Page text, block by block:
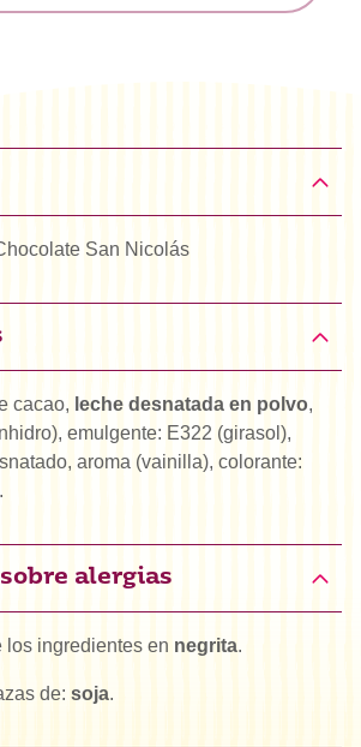
San Nicolás
cacao, leche desnatada en polvo,
emulgente: E322 (girasol),
aroma (vainilla), colorante:
alergias
los ingredientes en negrita.
de: soja.